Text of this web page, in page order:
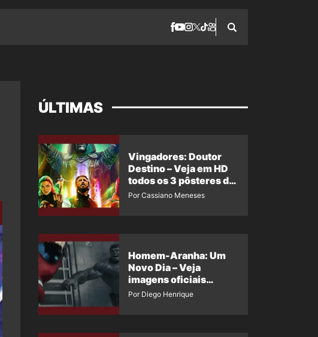
ÚLTIMAS
Vingadores: Doutor
Destino – Veja em HD
todos os 3 pôsteres de
‘Doomsday’ + 1 imagem
Por Cassiano Meneses
Homem-Aranha: Um
Novo Dia – Veja
imagens oficiais
descartadas do Hulk
Por Diego Henrique